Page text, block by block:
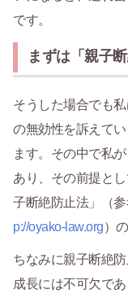
です。
まずは「親子
そうした場合でも
の無効性を訴えて
ます。その中で私
あり、その前提と
子断絶防止法」（
p://oyako-law.org）
ちなみに親子断絶
成長には不可欠で